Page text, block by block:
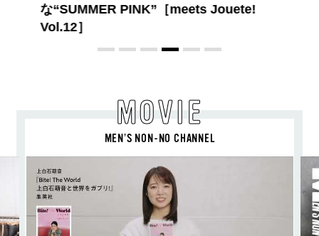
MOVIE
MEN’S NON-NO CHANNEL